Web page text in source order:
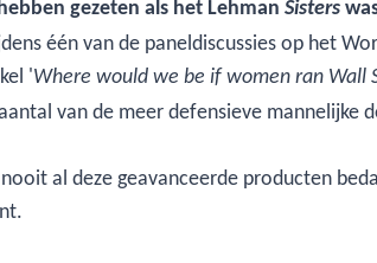
gezeten als het LehmanSisters
één van de paneldiscussies op het
'Where would we be if women ran Wall
van de meer defensieve mannelijke
al deze geavanceerde producten